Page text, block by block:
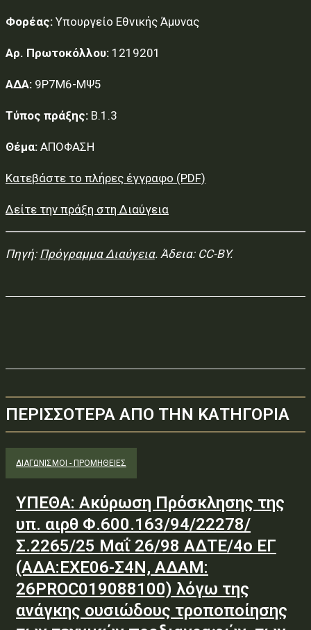
Φορέας: Υπουργείο Εθνικής Άμυνας
Αρ. Πρωτοκόλλου: 1219201
ΑΔΑ: 9Ρ7Μ6-ΜΨ5
Τύπος πράξης: Β.1.3
Θέμα: ΑΠΟΦΑΣΗ
Κατεβάστε το πλήρες έγγραφο (PDF)
Δείτε την πράξη στη Διαύγεια
Πηγή: Πρόγραμμα Διαύγεια. Άδεια: CC-BY.
ΠΕΡΙΣΣΟΤΕΡΑ ΑΠΟ ΤΗΝ ΚΑΤΗΓΟΡΙΑ
ΔΙΑΓΩΝΙΣΜΟΊ - ΠΡΟΜΉΘΕΙΕΣ
ΥΠΕΘΑ: Ακύρωση Πρόσκλησης της
υπ. αιρθ Φ.600.163/94/22278/
Σ.2265/25 Μαΐ 26/98 ΑΔΤΕ/4ο ΕΓ
(ΑΔΑ:ΕΧΕ06-Σ4Ν, ΑΔΑΜ:
26PROC019088100) λόγω της
ανάγκης ουσιώδους τροποποίησης